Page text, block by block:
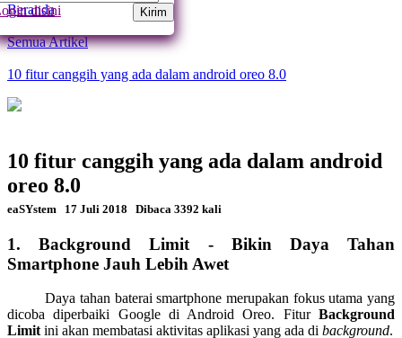
disini Kirim
Beranda
Semua Artikel
10 fitur canggih yang ada dalam android oreo 8.0
10 fitur canggih yang ada dalam android
oreo 8.0
eaSYstem 17 Juli 2018 Dibaca 3392 kali
1. Background Limit - Bikin Daya Tahan
Smartphone Jauh Lebih Awet
Daya tahan baterai smartphone merupakan fokus utama yang
dicoba diperbaiki Google di Android Oreo. Fitur Background
Limitini akan membatasi aktivitas aplikasi yang ada di background.